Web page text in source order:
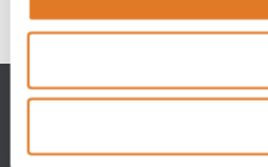
Què fem
Suport famílies